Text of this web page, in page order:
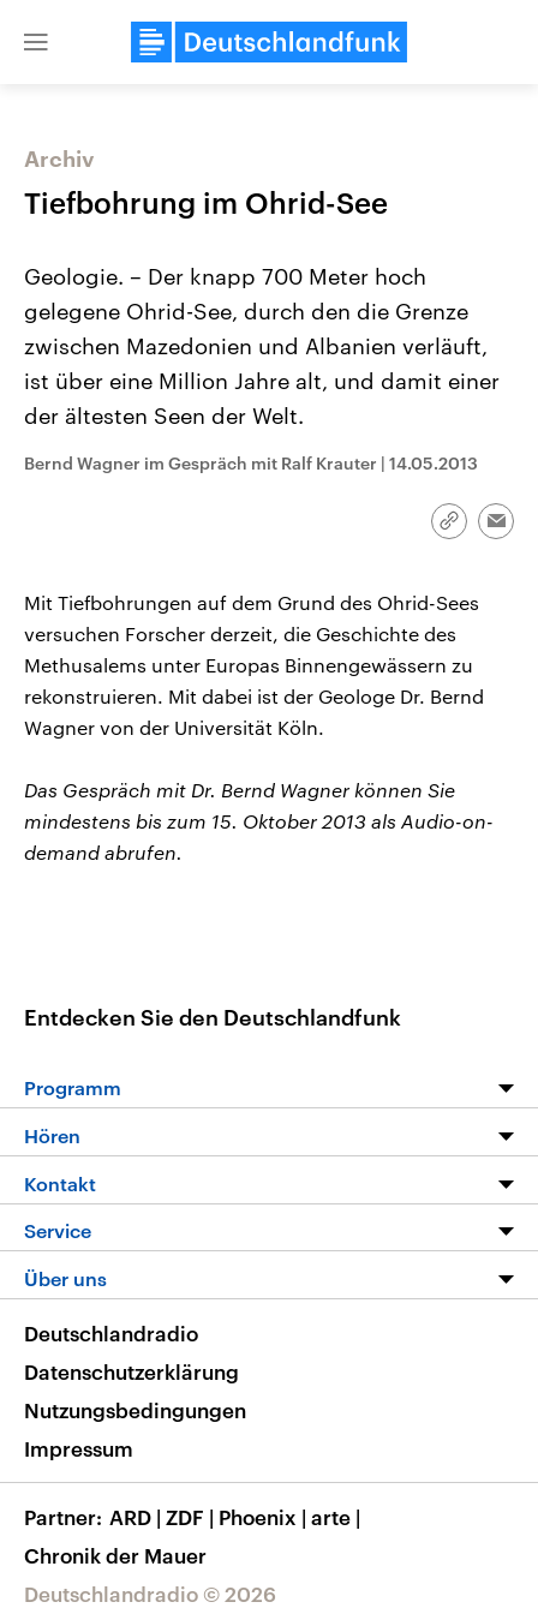
Close
Landtagswahl Sachsen-Anhalt
Alle Informationen
Sachsen-Anhalt wählt am 6.
Wahlprogramme, aktuelle Berichte
und Hintergründe zu den Parteien
und Kandidaten der anstehenden
Hintergründe
Wirtschaftlich und
den mächtigsten Ländern
mit großem Einfluss auf
Sendungen Programm Podcasts
Audio-Archiv
Archiv
Tiefbohrung im Ohrid-See
Geologie. – Der knapp 700 Meter hoch
gelegene Ohrid-See, durch den die Grenze
zwischen Mazedonien und Albanien verläuft,
ist über eine Million Jahre alt, und damit einer
der ältesten Seen der Welt.
Bernd Wagner im Gespräch mit Ralf Krauter | 14.05.2013
Link
Mit Tiefbohrungen auf dem Grund des Ohrid-Sees
versuchen Forscher derzeit, die Geschichte des
Methusalems unter Europas Binnengewässern zu
rekonstruieren. Mit dabei ist der Geologe Dr. Bernd
Wagner von der Universität Köln.
Das Gespräch mit Dr. Bernd Wagner können Sie
mindestens bis zum 15. Oktober 2013 als Audio-on-
demand abrufen.
Entdecken Sie den Deutschlandfunk
Programm
Die Nachrichten
Nachrichtenleicht
Neue Beiträge auf dlf.de
Hören
Livestream
Podcasts
Deutschlandfunk App
Nachrichten App
Frequenzen
Kontakt
Hörerservice
Service
FAQ
Veranstaltungen
Musikliste
RSS
Über uns
Barrierefreiheit
Deutschlandradio © 2026
Deutschlandradio
Datenschutzerklärung
Nutzungsbedingungen
Impressum
Partner ARD | ZDF | Phoenix | arte |
Chronik der Mauer